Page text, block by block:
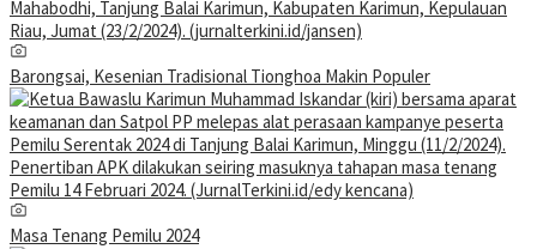
Barongsai, Kesenian Tradisional Tionghoa Makin Populer
Masa Tenang Pemilu 2024